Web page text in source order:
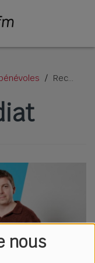
nous
Recul Immédiat